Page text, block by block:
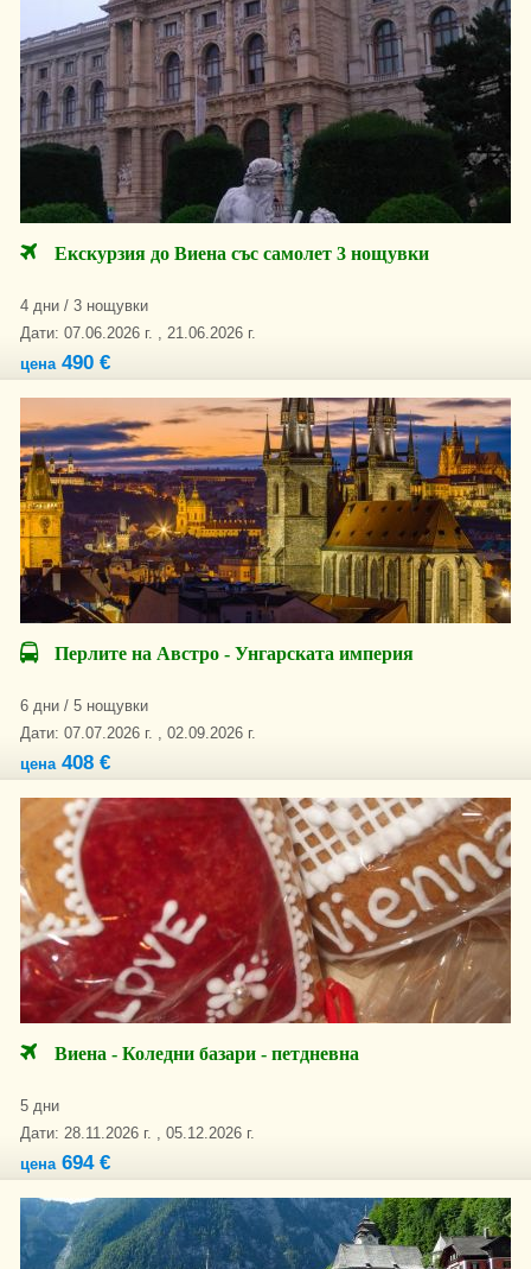
Екскурзия до Виена със самолет 3 нощувки
4 дни / 3 нощувки
Дати: 07.06.2026 г. , 21.06.2026 г.
цена490 €
Перлите на Австро - Унгарската империя
6 дни / 5 нощувки
Дати: 07.07.2026 г. , 02.09.2026 г.
цена408 €
Виена - Коледни базари - петдневна
5 дни
Дати: 28.11.2026 г. , 05.12.2026 г.
цена694 €